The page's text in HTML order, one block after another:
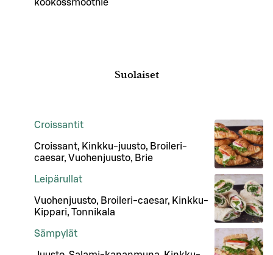
kookossmoothie
Suolaiset
Croissantit
Croissant, Kinkku-juusto, Broileri-
caesar, Vuohenjuusto, Brie
Leipärullat
Vuohenjuusto, Broileri-caesar, Kinkku-
Kippari, Tonnikala
Sämpylät